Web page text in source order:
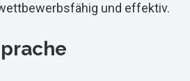
und effektiv.